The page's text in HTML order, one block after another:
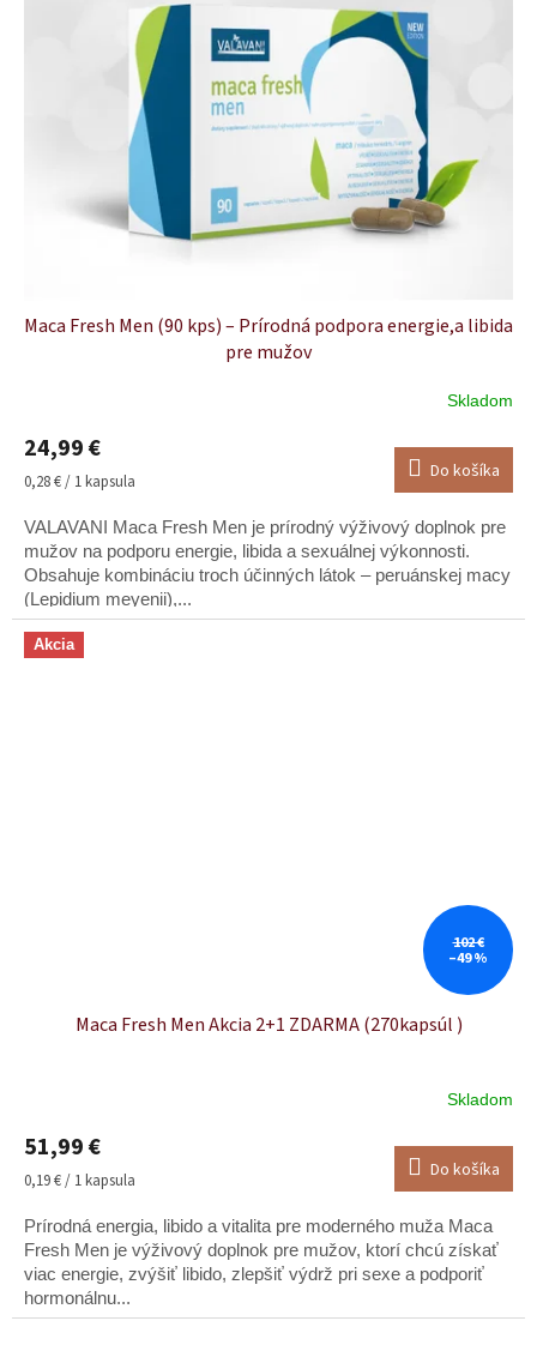
Maca Fresh Men (90 kps) – Prírodná podpora energie,a libida
pre mužov
produktu
je
4,9
z
hviezdičiek.
Skladom
24,99 €
Jednotková
0,28 € / 1 kapsula Do košíka
VALAVANI Maca Fresh Men je prírodný výživový doplnok pre
mužov na podporu energie, libida a sexuálnej výkonnosti.
Obsahuje kombináciu troch účinných látok – peruánskej macy
(Lepidium meyenii),...
Akcia
102 €
–49 %
Maca Fresh Men Akcia 2+1 ZDARMA (270kapsúl )
produktu
je
5,0
z
5
hviezdičiek.
Skladom
51,99 €
Jednotková
0,19 € / 1 kapsula Do košíka
Prírodná energia, libido a vitalita pre moderného muža Maca
Fresh Men je výživový doplnok pre mužov, ktorí chcú získať
viac energie, zvýšiť libido, zlepšiť výdrž pri sexe a podporiť
hormonálnu...